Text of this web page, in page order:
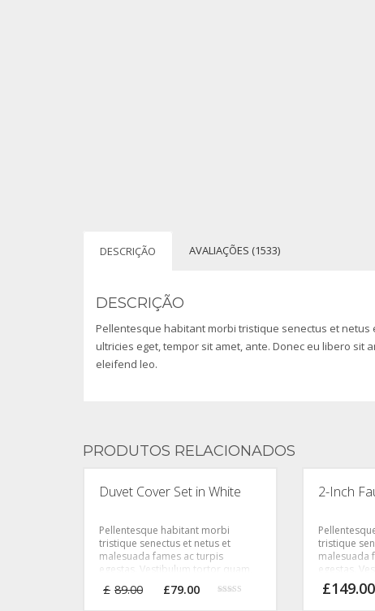
DESCRIÇÃO AVALIAÇÕES (1533)
DESCRIÇÃO
Pellentesque habitant morbi tristique senectus et
ultricies eget, tempor sit amet, ante. Donec eu libero sit
eleifend leo.
PRODUTOS RELACIONADOS
Duvet Cover Set in White
Pellentesque habitant morbi
tristique senectus et netus et
malesuada fames ac turpis
egestas. Vestibulum tortor quam,
sit amet, ante. Donec eu libero sit
£ 89.00 O
£79.00
2-Inch
tristique
malesuada
egestas.
feugiat
sit amet,
£149.00